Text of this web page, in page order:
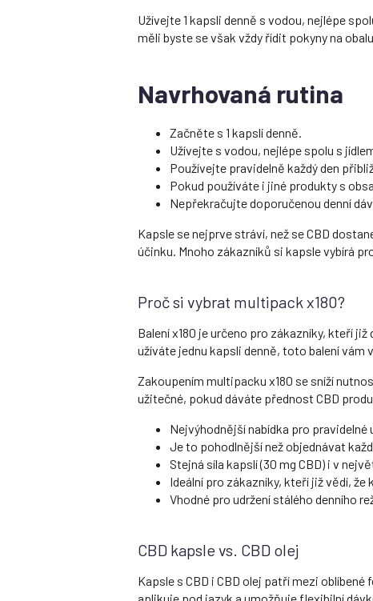
Užívejte 1 kapsli denně s vodou, nejlépe
měli byste se však vždy řídit pokyny na
Navrhovaná rutina
Začněte s 1 kapslí denně.
Užívejte s vodou, nejlépe spolu s
Používejte pravidelně každý den
Pokud používáte i jiné produkty s
Nepřekračujte doporučenou denní
Kapsle se nejprve stráví, než se CBD
účinku. Mnoho zákazníků si kapsle vybírá
Proč si vybrat multipack x180?
Balení x180 je určeno pro zákazníky, kteří
užíváte jednu kapsli denně, toto balení vám
Zakoupením multipacku x180 se sníží
užitečné, pokud dáváte přednost CBD
Nejvýhodnější nabídka pro pravidelné
Je to pohodlnější než objednávat
Stejná síla kapslí (30 mg CBD) i v
Ideální pro zákazníky, kteří již vědí,
Vhodné pro udržení stálého denního
CBD kapsle vs. CBD olej
Kapsle s CBD i CBD olej patří mezi